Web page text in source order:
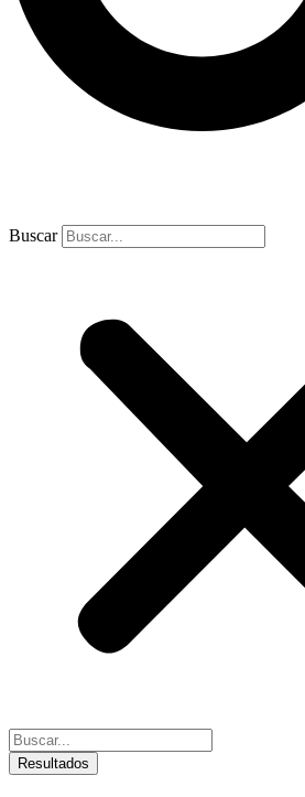
Buscar
Search
...Resultados